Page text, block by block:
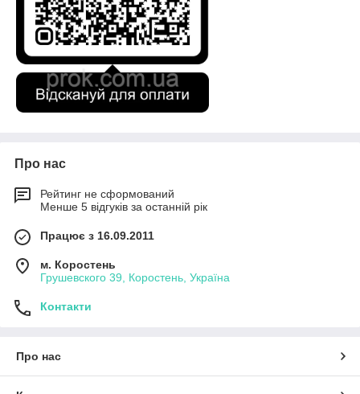
Про нас
Рейтинг не сформований
Менше 5 відгуків за останній рік
Працює з 16.09.2011
м. Коростень
Грушевского 39, Коростень, Україна
Контакти
Про нас